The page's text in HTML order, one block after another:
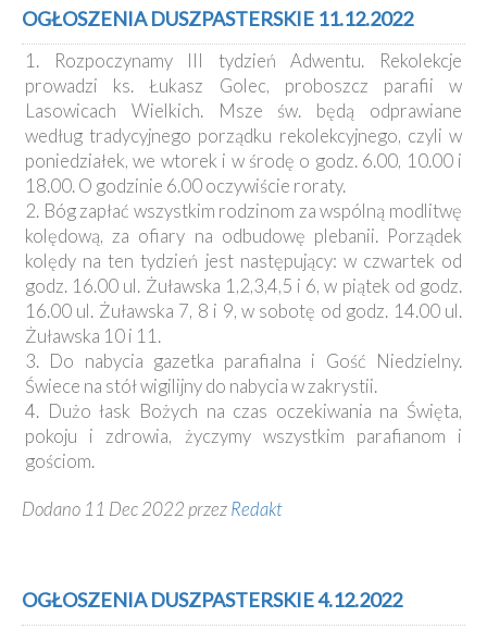
Kancelaria
Galeria
Nowy
Staw
Kapituła
Kolegiacka
Duszpasterze
Polecane
strony
Ochrona
Małoletnich
OGŁOSZENIA DUSZPASTERSKIE 11.12.2022
1. Rozpoczynamy III tydzień Adwentu. Rekolekcje
prowadzi ks. Łukasz Golec, proboszcz parafii w
Lasowicach Wielkich. Msze św. będą odprawiane
według tradycyjnego porządku rekolekcyjnego, czyli w
poniedziałek, we wtorek i w środę o godz. 6.00, 10.00 i
18.00. O godzinie 6.00 oczywiście roraty.
2. Bóg zapłać wszystkim rodzinom za wspólną modlitwę
kolędową, za ofiary na odbudowę plebanii. Porządek
kolędy na ten tydzień jest następujący: w czwartek od
godz. 16.00 ul. Żuławska 1,2,3,4,5 i 6, w piątek od godz.
16.00 ul. Żuławska 7, 8 i 9, w sobotę od godz. 14.00 ul.
Żuławska 10 i 11.
3. Do nabycia gazetka parafialna i Gość Niedzielny.
Świece na stół wigilijny do nabycia w zakrystii.
4. Dużo łask Bożych na czas oczekiwania na Święta,
pokoju i zdrowia, życzymy wszystkim parafianom i
gościom.
Dodano 11 Dec 2022 przezRedakt
OGŁOSZENIA DUSZPASTERSKIE 4.12.2022